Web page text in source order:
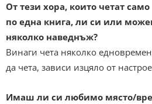
От тези хора, които четат само
по една книга, ли си или
няколко наведнъж?
Винаги чета няколко
да чета, зависи изцяло от
Имаш ли си любимо място/